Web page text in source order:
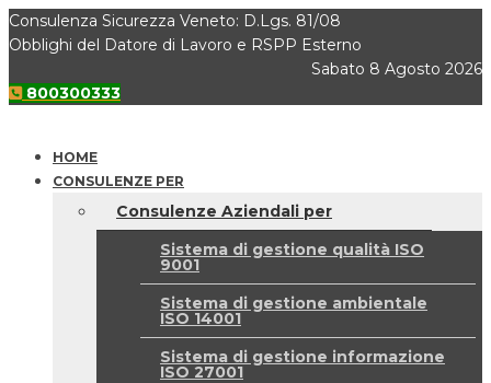
Consulenza Sicurezza Veneto: D.Lgs. 81/08
Obblighi del Datore di Lavoro e RSPP Esterno
Sabato 8 Agosto 2026
800300333
HOME
CONSULENZE PER
Consulenze Aziendali per
Sistema di gestione qualità ISO
9001
Sistema di gestione ambientale
ISO 14001
Sistema di gestione informazione
ISO 27001